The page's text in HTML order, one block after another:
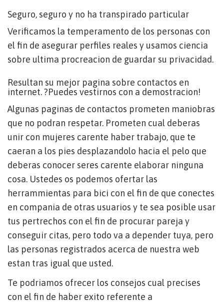
Seguro, seguro y no ha transpirado particular
Verificamos la temperamento de los personas con
el fin de asegurar perfiles reales y usamos ciencia
sobre ultima procreacion de guardar su privacidad.
Resultan su mejor pagina sobre contactos en
internet. ?Puedes vestirnos con a demostracion!
Algunas paginas de contactos prometen maniobras
que no podran respetar. Prometen cual deberas
unir con mujeres carente haber trabajo, que te
caeran a los pies desplazandolo hacia el pelo que
deberas conocer seres carente elaborar ninguna
cosa. Ustedes os podemos ofertar las
herrammientas para bici con el fin de que conectes
en compania de otras usuarios y te sea posible usar
tus pertrechos con el fin de procurar pareja y
conseguir citas, pero todo va a depender tuya, pero
las personas registrados acerca de nuestra web
estan tras igual que usted.
Te podri­amos ofrecer los consejos cual precises
con el fin de haber exito referente a